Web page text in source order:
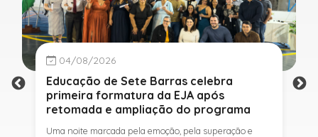
04/08/2026
Educação de Sete Barras celebra
primeira formatura da EJA após
retomada e ampliação do programa
Uma noite marcada pela emoção, pela superação e